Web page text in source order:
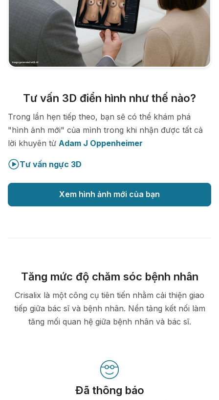
Tư vấn 3D điển hình như thế nào?
Trong lần hẹn tiếp theo, bạn sẽ có thể khám phá
"hình ảnh mới" của mình trong khi nhận được tất cả
lời khuyên từ Adam J Oppenheimer
Tư vấn ngực 3D
Xem hình ảnh mới của bạn
Tăng mức độ chăm sóc bệnh nhân
Crisalix là một công cụ tiên tiến nhằm cải thiện giao
tiếp giữa bác sĩ và bệnh nhân. Nền tảng kết nối làm
tăng mối quan hệ giữa bệnh nhân và bác sĩ.
Đã thông báo